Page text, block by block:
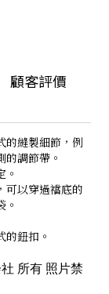
顧客評價
的縫製細節，例
調節帶。
。
可以穿過襠底的
。
鈕扣。
所有 照片禁